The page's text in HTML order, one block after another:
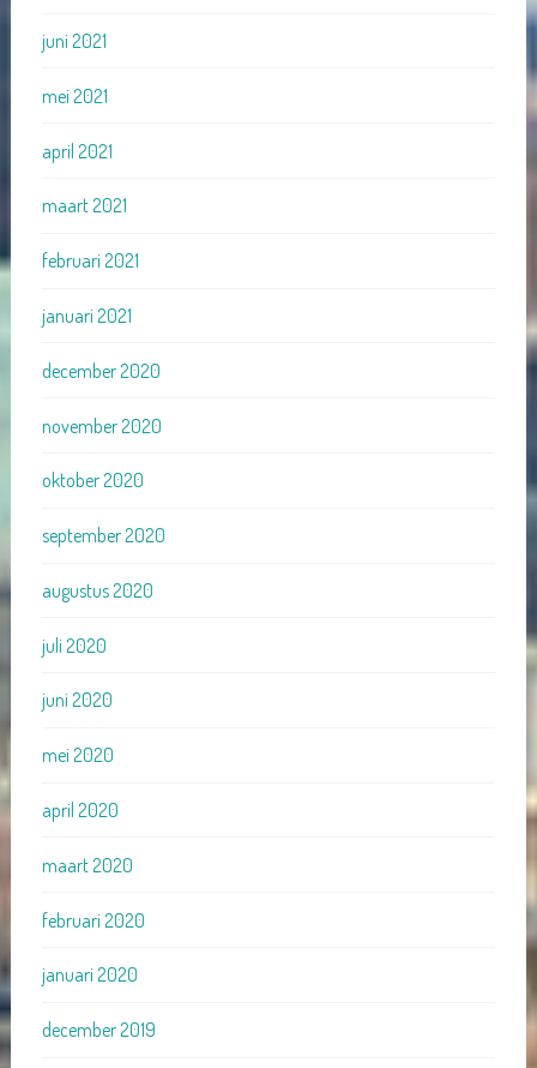
juni 2021
mei 2021
april 2021
maart 2021
februari 2021
januari 2021
december 2020
november 2020
oktober 2020
september 2020
augustus 2020
juli 2020
juni 2020
mei 2020
april 2020
maart 2020
februari 2020
januari 2020
december 2019